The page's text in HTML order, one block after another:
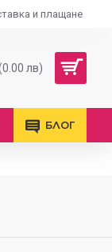
и плащане
лв)
БЛОГ